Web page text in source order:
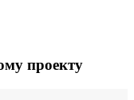
проекту